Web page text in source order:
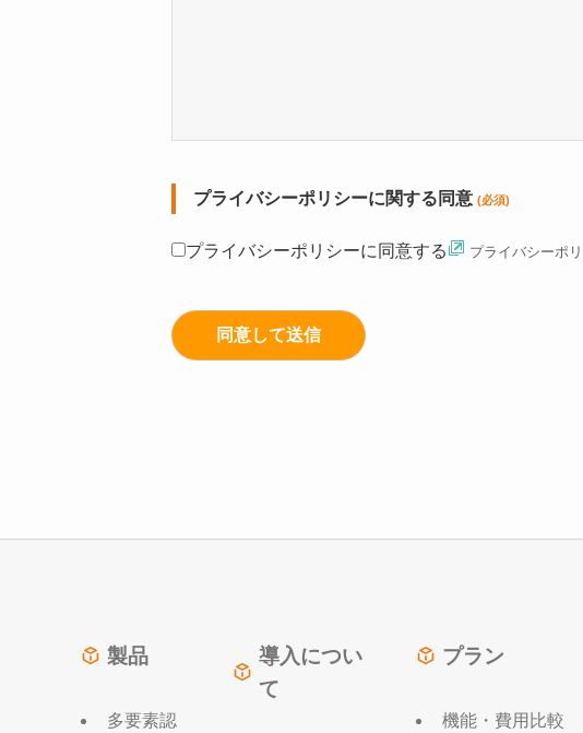
プライバシーポリシーに関する同意 (必須)
プライバシーポリシーに同意する プライバシーポ
製品
多要素認
導入につい
て
プラン
機能・費用比較